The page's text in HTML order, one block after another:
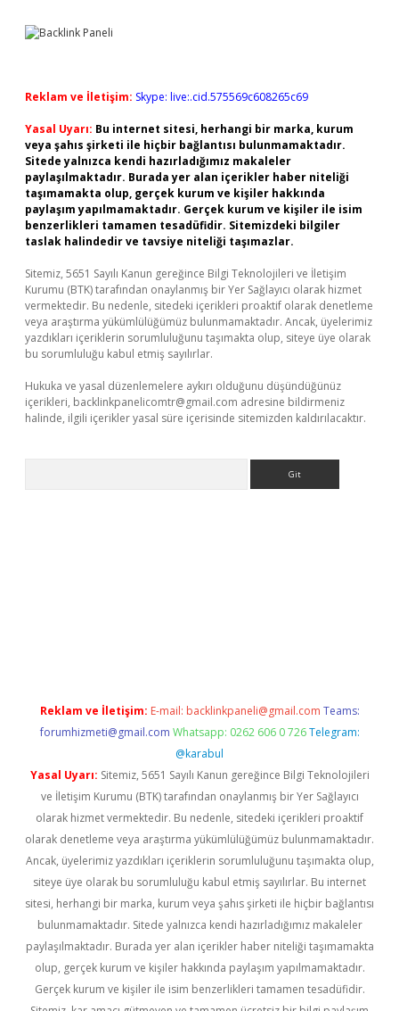
Reklam ve İletişim: Skype: live:.cid.575569c608265c69
Yasal Uyarı: Bu internet sitesi, herhangi bir marka, kurum
veya şahıs şirketi ile hiçbir bağlantısı bulunmamaktadır.
Sitede yalnızca kendi hazırladığımız makaleler
paylaşılmaktadır. Burada yer alan içerikler haber niteliği
taşımamakta olup, gerçek kurum ve kişiler hakkında
paylaşım yapılmamaktadır. Gerçek kurum ve kişiler ile isim
benzerlikleri tamamen tesadüfidir. Sitemizdeki bilgiler
taslak halindedir ve tavsiye niteliği taşımazlar.
Sitemiz, 5651 Sayılı Kanun gereğince Bilgi Teknolojileri ve İletişim
Kurumu (BTK) tarafından onaylanmış bir Yer Sağlayıcı olarak hizmet
vermektedir. Bu nedenle, sitedeki içerikleri proaktif olarak denetleme
veya araştırma yükümlülüğümüz bulunmamaktadır. Ancak, üyelerimiz
yazdıkları içeriklerin sorumluluğunu taşımakta olup, siteye üye olarak
bu sorumluluğu kabul etmiş sayılırlar.
Hukuka ve yasal düzenlemelere aykırı olduğunu düşündüğünüz
içerikleri, backlinkpanelicomtr@gmail.com adresine bildirmeniz
halinde, ilgili içerikler yasal süre içerisinde sitemizden kaldırılacaktır.
Reklam ve İletişim: E-mail: backlinkpaneli@gmail.com Teams:
forumhizmeti@gmail.com Whatsapp: 0262 606 0 726 Telegram:
@karabul
Yasal Uyarı: Sitemiz, 5651 Sayılı Kanun gereğince Bilgi Teknolojileri
ve İletişim Kurumu (BTK) tarafından onaylanmış bir Yer Sağlayıcı
olarak hizmet vermektedir. Bu nedenle, sitedeki içerikleri proaktif
olarak denetleme veya araştırma yükümlülüğümüz bulunmamaktadır.
Ancak, üyelerimiz yazdıkları içeriklerin sorumluluğunu taşımakta olup,
siteye üye olarak bu sorumluluğu kabul etmiş sayılırlar. Bu internet
sitesi, herhangi bir marka, kurum veya şahıs şirketi ile hiçbir bağlantısı
bulunmamaktadır. Sitede yalnızca kendi hazırladığımız makaleler
paylaşılmaktadır. Burada yer alan içerikler haber niteliği taşımamakta
olup, gerçek kurum ve kişiler hakkında paylaşım yapılmamaktadır.
Gerçek kurum ve kişiler ile isim benzerlikleri tamamen tesadüfidir.